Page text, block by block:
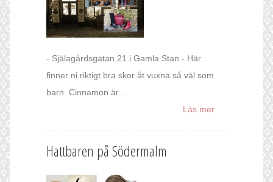
- Själagårdsgatan 21 i Gamla Stan - Här
finner ni riktigt bra skor åt vuxna så väl som
barn. Cinnamon är...
Läs mer
Hattbaren på Södermalm